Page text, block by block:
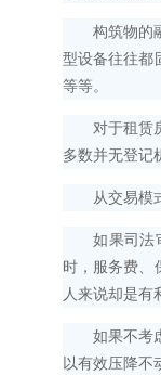
构筑物的融
型设备往往都
等等。
对于租赁房
多数并无登记
从交易模式
如果司法审
时，服务费、
人来说却是有
如果不考虑
以有效压降不